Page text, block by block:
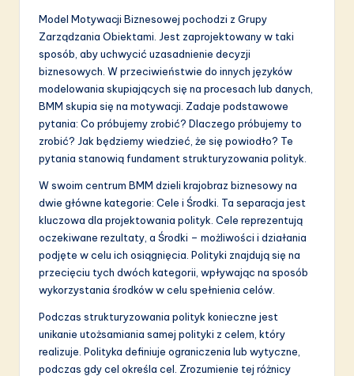
Model Motywacji Biznesowej pochodzi z Grupy
Zarządzania Obiektami. Jest zaprojektowany w taki
sposób, aby uchwycić uzasadnienie decyzji
biznesowych. W przeciwieństwie do innych języków
modelowania skupiających się na procesach lub danych,
BMM skupia się na motywacji. Zadaje podstawowe
pytania: Co próbujemy zrobić? Dlaczego próbujemy to
zrobić? Jak będziemy wiedzieć, że się powiodło? Te
pytania stanowią fundament strukturyzowania polityk.
W swoim centrum BMM dzieli krajobraz biznesowy na
dwie główne kategorie: Cele i Środki. Ta separacja jest
kluczowa dla projektowania polityk. Cele reprezentują
oczekiwane rezultaty, a Środki – możliwości i działania
podjęte w celu ich osiągnięcia. Polityki znajdują się na
przecięciu tych dwóch kategorii, wpływając na sposób
wykorzystania środków w celu spełnienia celów.
Podczas strukturyzowania polityk konieczne jest
unikanie utożsamiania samej polityki z celem, który
realizuje. Polityka definiuje ograniczenia lub wytyczne,
podczas gdy cel określa cel. Zrozumienie tej różnicy